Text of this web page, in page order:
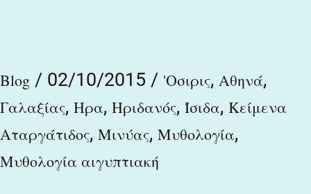
Blog / 02/10/2015 / 'Οσιρις, Αθηνά,
Γαλαξίας, Ηρα, Ηριδανός, Ίσιδα, Κείμενα
Αταργάτιδος, Μινύας, Μυθολογία,
Μυθολογία αιγυπτιακή
καὶ
τὰ
γεγονότα
ἐγώ